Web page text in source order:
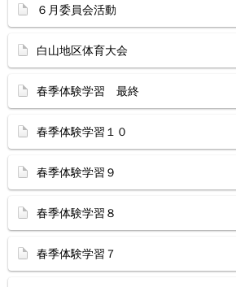
６月委員会活動
白山地区体育大会
春季体験学習 最終
春季体験学習１０
春季体験学習９
春季体験学習８
春季体験学習７